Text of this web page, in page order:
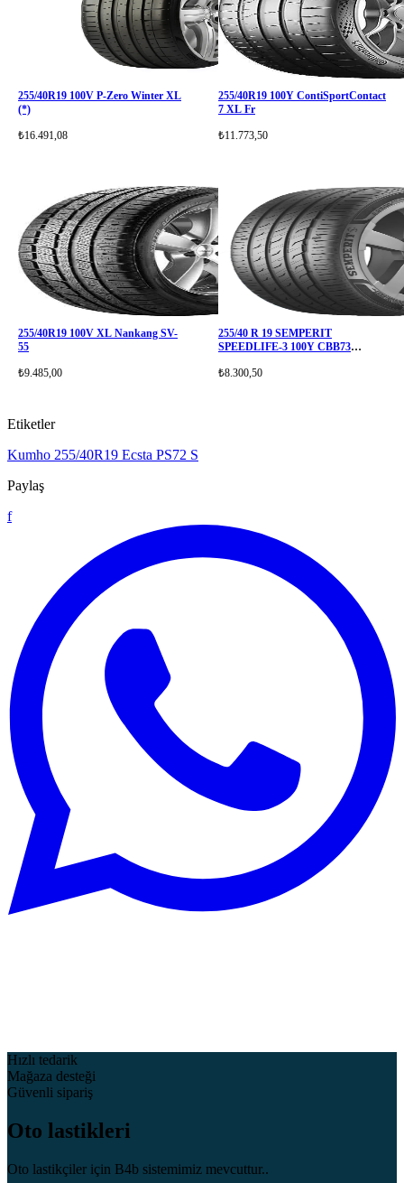
255/40R19 100V P-Zero Winter XL
(*)
₺16.491,08
255/40R19 100Y ContiSportContact
7 XL Fr
₺11.773,50
255/40R19 100V XL Nankang SV-
55
₺9.485,00
255/40 R 19 SEMPERIT
SPEEDLIFE-3 100Y CBB73
₺8.300,50
Etiketler
Kumho 255/40R19 Ecsta PS72 S
Paylaş
f
Hızlı tedarik
Mağaza desteği
Güvenli sipariş
Oto lastikleri
Oto lastikçiler için B4b sistemimiz mevcuttur..